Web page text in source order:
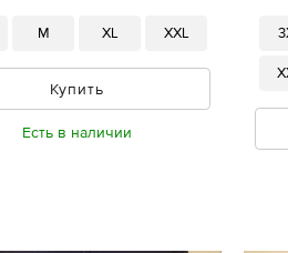
M XL XXL
Купить
Есть в наличии